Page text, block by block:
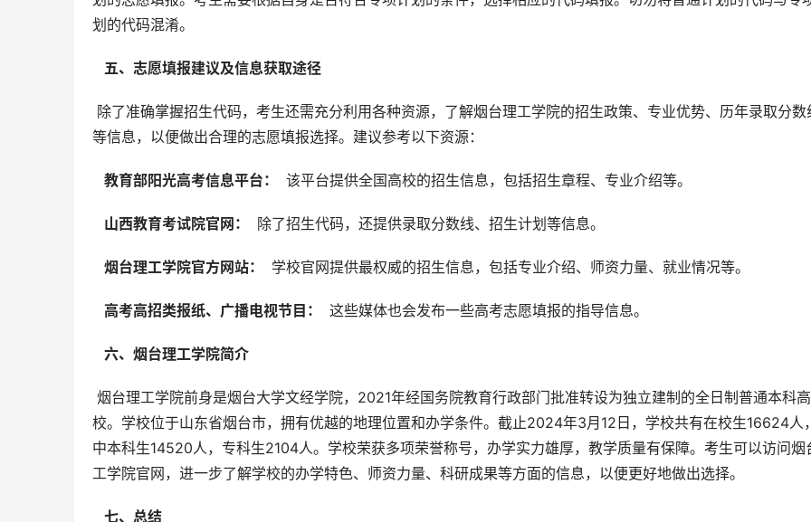
划的代码混淆。
  五、志愿填报建议及信息获取途径
等信息，以便做出合理的志愿填报选择。建议参考以下资源：
  教育部阳光高考信息平台：
该平台提供全国高校的招生信息，包括招生章程、专业介绍等。
  山西教育考试院官网：
除了招生代码，还提供录取分数线、招生计划等信息。
  烟台理工学院官方网站：
学校官网提供最权威的招生信息，包括专业介绍、师资力量、就业情况等。
  高考高招类报纸、广播电视节目：
这些媒体也会发布一些高考志愿填报的指导信息。
  六、烟台理工学院简介
校。学校位于山东省烟台市，拥有优越的地理位置和办学条件。截止2024年3月12日，学校共有在校生16624人
中本科生14520人，专科生2104人。学校荣获多项荣誉称号，办学实力雄厚，教学质量有保障。考生可以访问烟
工学院官网，进一步了解学校的办学特色、师资力量、科研成果等方面的信息，以便更好地做出选择。
  七、总结